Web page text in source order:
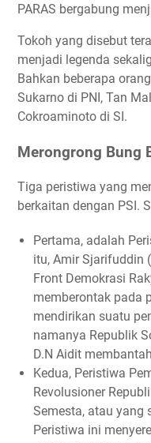
PARAS bergabung
Tokoh yang disebut
menjadi legenda
Bahkan beberapa
Sukarno di PNI, Tan
Cokroaminoto di SI.
Merongrong Bung
Tiga peristiwa yang
berkaitan dengan PSI.
Pertama, adalah
itu, Amir Sjarifuddin
Front Demokrasi
memberontak pada
mendirikan suatu
namanya Republik
D.N Aidit
Kedua, Peristiwa
Revolusioner
Semesta, atau yang
Peristiwa ini